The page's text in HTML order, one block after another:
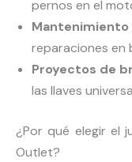
pernos en el
Mantenimiento
reparaciones en
Proyectos de
las llaves
¿Por qué elegir el
Outlet?